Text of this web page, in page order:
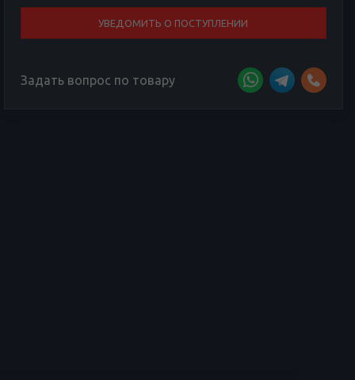
УВЕДОМИТЬ О ПОСТУПЛЕНИИ
Задать вопрос по товару